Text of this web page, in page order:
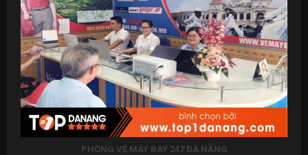
PHÒNG VÉ MÁY BAY 247 ĐÀ NẴNG